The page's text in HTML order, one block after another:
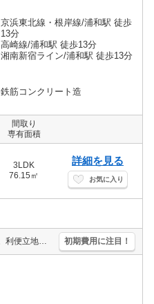
京浜東北線・根岸線/浦和駅 徒歩
13分
高崎線/浦和駅 徒歩13分
湘南新宿ライン/浦和駅 徒歩13分
鉄筋コンクリート造
間取り
専有面積
3LDK
76.15㎡
詳細を見る
お気に入り
ディスポーザー付流し台。ミストサウナ機能付浴室。久しぶりに空きました。利便立地で新生活スタート。自社管理物件。すぐ内見できます。店長イチオシ。当店の専属募集物件。インターネットWi-Fi無料。 初期費用に注目！